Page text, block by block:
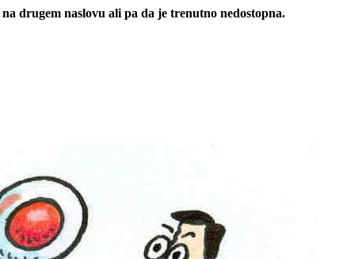
drugem naslovu ali pa da je trenutno nedostopna.